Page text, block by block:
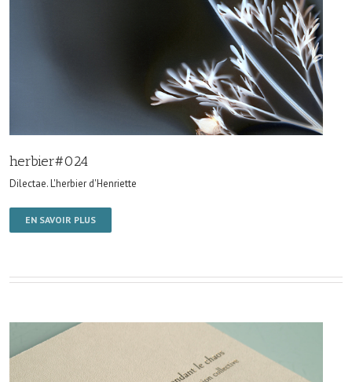
herbier#024
Dilectae. L'herbier d'Henriette
EN SAVOIR PLUS